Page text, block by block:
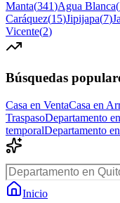
Manta(341)Agua Blanca(
Caráquez(15)Jipijapa(7)
Vicente(2)
Búsquedas
Casa en VentaCasa en
TraspasoDepartamento
temporalDepartamento
Inicio